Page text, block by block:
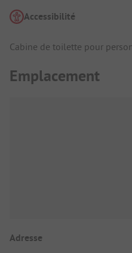
Accessibilité
Cabine de toilette pour
Emplacement
Adresse